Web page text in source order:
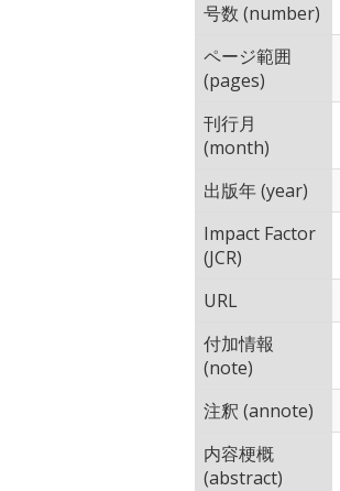
号数 (number)
ページ範囲
(pages)
刊行月
(month)
出版年 (year)
Impact Factor
(JCR)
URL
付加情報
(note)
注釈 (annote)
内容梗概
(abstract)